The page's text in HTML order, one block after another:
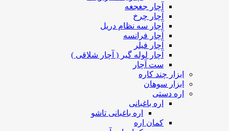
آچار جغجغه
آچار چرخ
آچار سه نظام دریل
آچار فرانسه
آچار فیلر
آچار لوله گیر ( آچار شلاقی )
ست آچار
ابزار چند کاره
ابزار سوهان
اره دستی
اره باغبانی
اره باغبانی تاشو
کمان اره